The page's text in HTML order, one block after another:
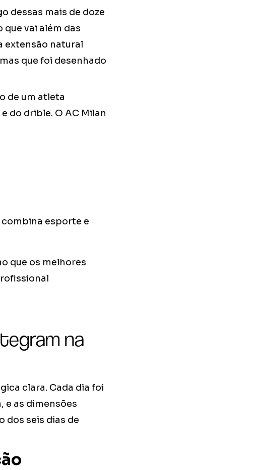
dessas mais de doze
vai além das
extensão natural
que foi desenhado
de um atleta
do drible. O AC Milan
combina esporte e
que os melhores
na
clara. Cada dia foi
e as dimensões
dos seis dias de